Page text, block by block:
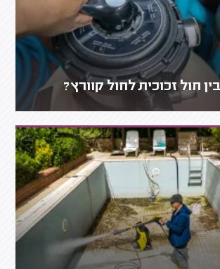
חול זכוכית לחול קוורץ?